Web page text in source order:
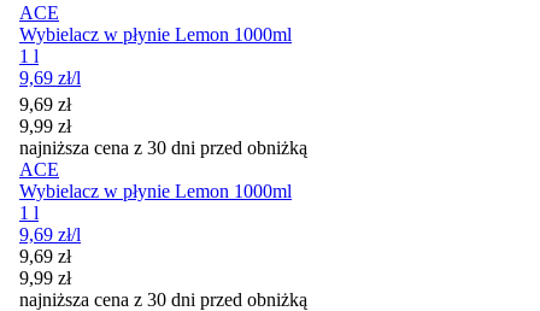
ACE
Wybielacz w płynie Lemon 1000ml
1 l
9,69 zł/l
Cena promocyjna
9,69 zł
9,99 zł
najniższa cena z 30 dni przed obniżką
ACE
Wybielacz w płynie Lemon 1000ml
1 l
9,69 zł/l
Cena promocyjna
9,69 zł
9,99 zł
najniższa cena z 30 dni przed obniżką